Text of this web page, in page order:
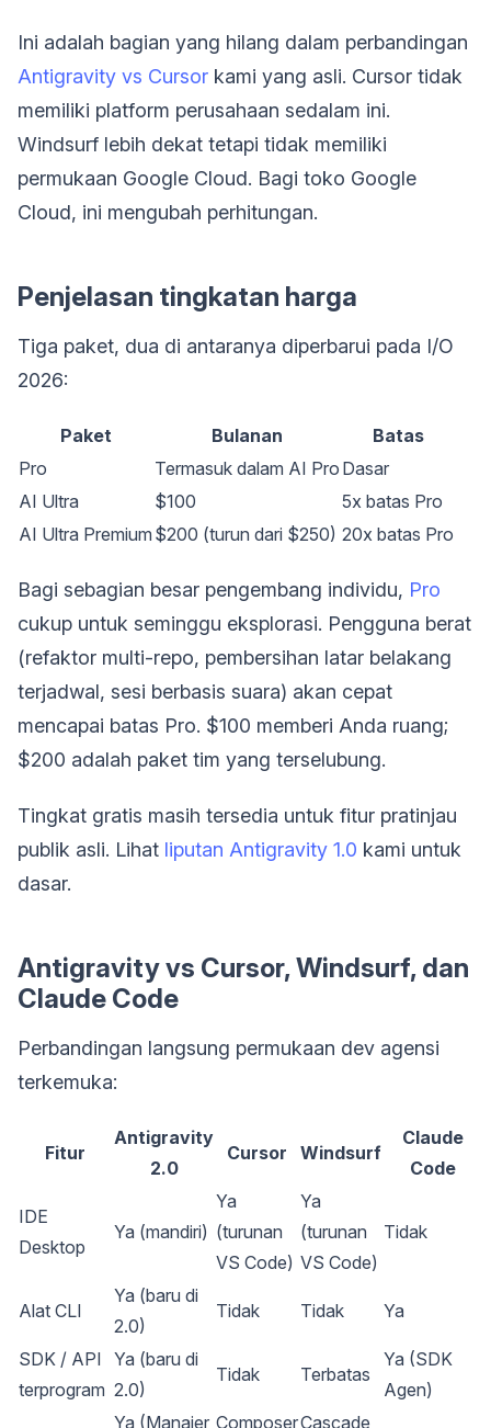
Ini adalah bagian yang hilang dalam perbandingan
Antigravity vs Cursor kami yang asli. Cursor tidak
memiliki platform perusahaan sedalam ini.
Windsurf lebih dekat tetapi tidak memiliki
permukaan Google Cloud. Bagi toko Google
Cloud, ini mengubah perhitungan.
Penjelasan tingkatan harga
Tiga paket, dua di antaranya diperbarui pada I/O
2026:
Paket Bulanan
Batas
Pro
Termasuk dalam AI Pro Dasar
AI Ultra
$100
5x batas Pro
AI Ultra Premium $200 (turun dari $250) 20x batas Pro
Bagi sebagian besar pengembang individu, Pro
cukup untuk seminggu eksplorasi. Pengguna berat
(refaktor multi-repo, pembersihan latar belakang
terjadwal, sesi berbasis suara) akan cepat
mencapai batas Pro. $100 memberi Anda ruang;
$200 adalah paket tim yang terselubung.
Tingkat gratis masih tersedia untuk fitur pratinjau
publik asli. Lihat liputan Antigravity 1.0 kami untuk
dasar.
Antigravity vs Cursor, Windsurf, dan
Claude Code
Perbandingan langsung permukaan dev agensi
terkemuka:
Fitur
Antigravity
2.0
Cursor Windsurf
Claude
Code
IDE
Desktop
Ya (mandiri)
Ya
(turunan
VS Code)
Ya
(turunan
VS Code)
Tidak
Alat CLI
Ya (baru di
2.0)
Tidak Tidak Ya
SDK / API
terprogram
Ya (baru di
2.0)
Tidak Terbatas
Ya (SDK
Agen)
Ya (Manajer ComposerCascade